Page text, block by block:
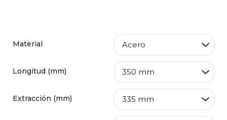
Material
Longitud (mm)
Extracción (mm)